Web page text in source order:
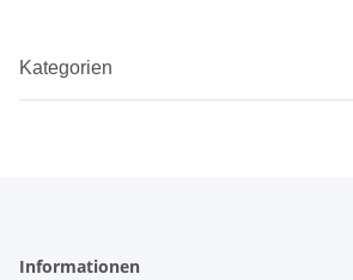
Kategorien
Informationen